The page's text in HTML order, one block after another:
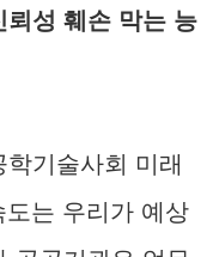
성 훼손 막는 능
기술사회 미래
는 우리가 예상